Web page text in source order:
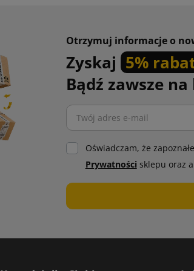
Otrzymuj informacje o
Zyskaj 5%
Bądź zawsze na
Oświadczam, że
Prywatności sklepu oraz